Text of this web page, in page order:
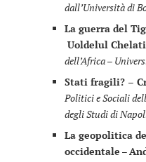
dall’Università di
La guerra del
Uoldelul
dell’Africa –
Stati fragili? –
Politici e Sociali
degli Studi di
La geopolitica
occidentale –